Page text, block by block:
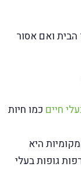
ואם אסור
חיים כמו חיות
היא
גופות בעלי